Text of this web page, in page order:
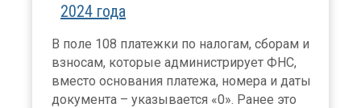
2024 года
В поле 108 платежки по налогам, сборам и
взносам, которые администрирует ФНС,
вместо основания платежа, номера и даты
документа – указывается «0». Ранее это